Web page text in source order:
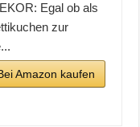
Egal ob als
zur
Amazon kaufen